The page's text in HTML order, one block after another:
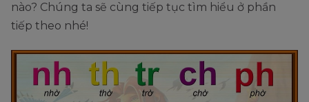
nào? Chúng ta sẽ cùng tiếp tục tìm hiểu ở phần
tiếp theo nhé!